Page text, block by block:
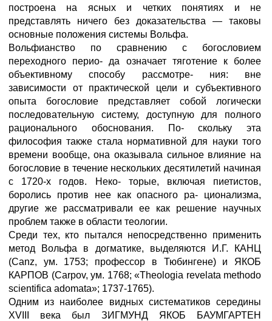
построена на ясных и четких понятиях и не
представлять ничего без доказательства — таковы
основные положения системы Вольфа.
Вольфианство по сравнению с богословием
переходного перио- да означает тяготение к более
объективному способу рассмотре- ния: вне
зависимости от практической цели и субъективного
опыта богословие представляет собой логически
последовательную систему, доступную для полного
рационального обоснования. По- скольку эта
философия также стала нормативной для науки того
времени вообще, она оказывала сильное влияние на
богословие в течение нескольких десятилетий начиная
с 1720-х годов. Неко- торые, включая пиетистов,
боролись против нее как опасного ра- ционализма,
другие же рассматривали ее как решение научных
проблем также в области теологии.
Среди тех, кто пытался непосредственно применить
метод Вольфа в догматике, выделяются И.Г. КАНЦ
(Canz, ум. 1753; профессор в Тюбингене) и ЯКОБ
КАРПОВ (Carpov, ум. 1768; «Theologia revelata methodo
scientifica adomata»; 1737-1765).
Одним из наиболее видных систематиков середины
XVIII века был ЗИГМУНД ЯКОБ БАУМГАРТЕН